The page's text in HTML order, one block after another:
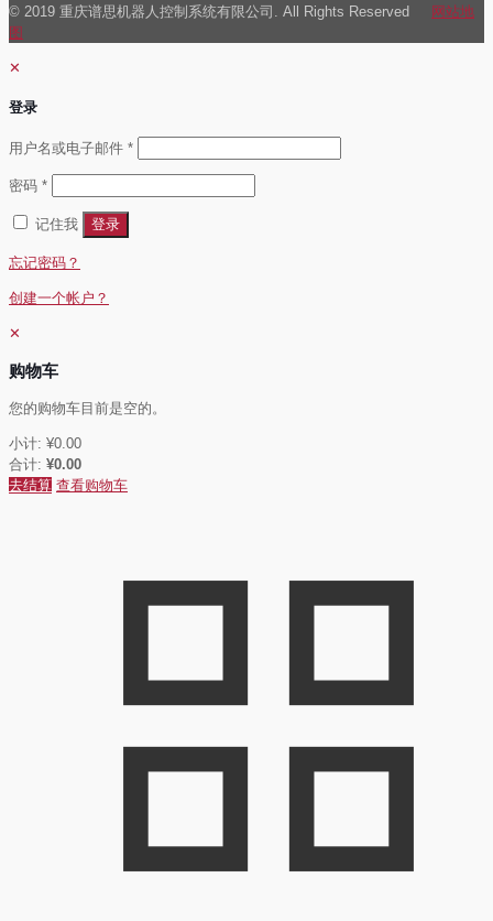
© 2019 重庆谱思机器人控制系统有限公司. All Rights Reserved
网站地
图
✕
登录
用户名或电子邮件 *必
密码 *必
记住我
登录
忘记密码？
创建一个帐户？
✕
购物车
您的购物车目前是空的。
小计: ¥0.00
合计: ¥0.00
去结算 查看购物车